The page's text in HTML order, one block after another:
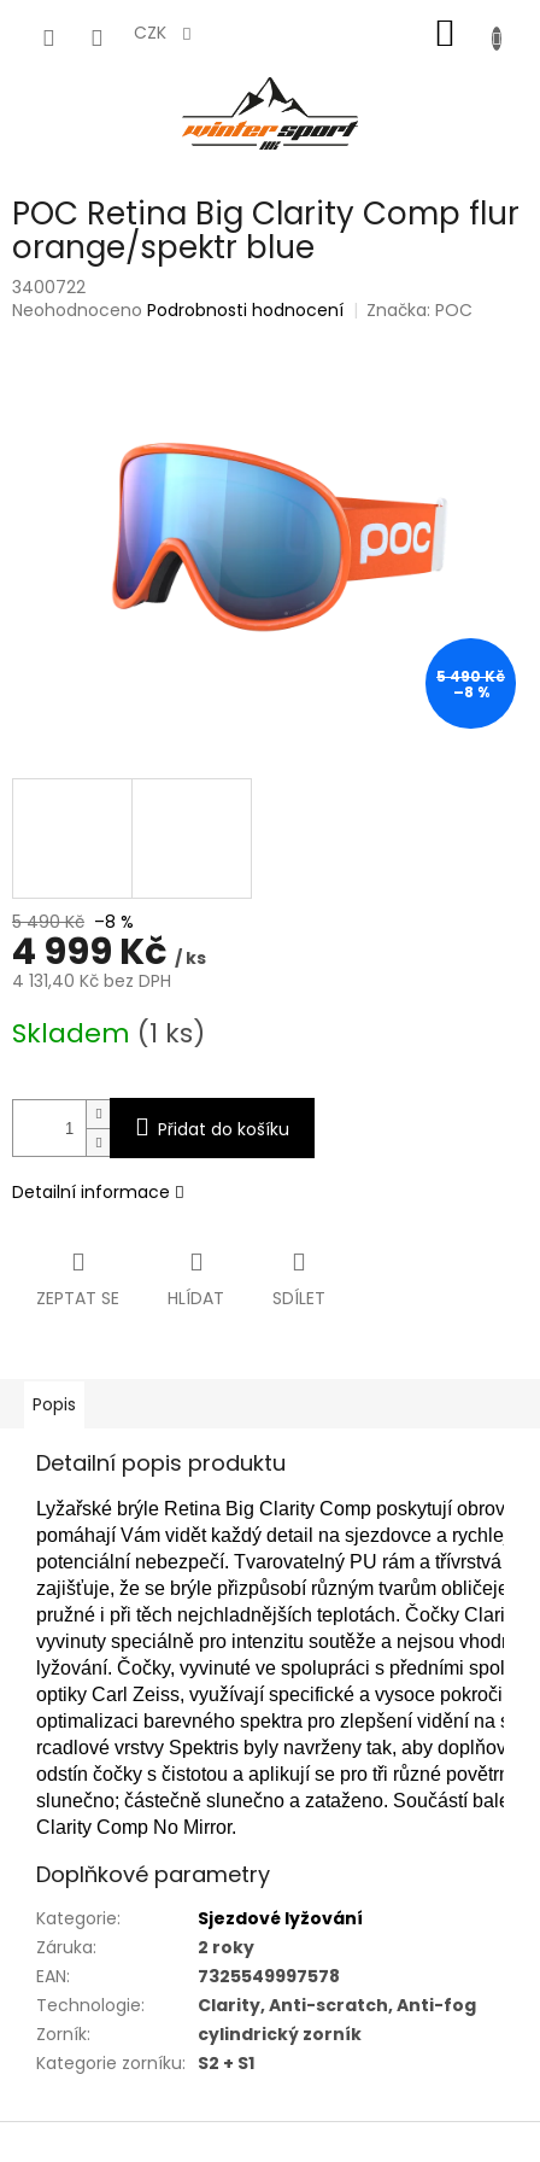
CZK
KOŠÍK
POC Retina Big Clarity Comp flur
orange/spektr blue
3400722
Průměrné
Neohodnoceno Podrobnosti hodnocení Značka:POC
5 490 Kč
–8 %
5 490 Kč –8 %
4 999 Kč / ks
4 131,40 Kč bez DPH
cena:
Skladem (1 ks)
Přidat do košíku
Detailní informace
ZEPTAT SE HLÍDAT SDÍLET
Popis
Detailní popis produktu
Lyžařské brýle Retina Big Clarity Comp poskytují
pomáhají Vám vidět každý detail na sjezdovce a rychleji
potenciální nebezpečí. Tvarovatelný PU rám a třívrstvá
zajišťuje, že se brýle přizpůsobí různým tvarům obličeje a
pružné i při těch nejchladnějších teplotách. Čočky Clarity
vyvinuty speciálně pro intenzitu soutěže a nejsou vhodné
lyžování. Čočky, vyvinuté ve spolupráci s předními
optiky Carl Zeiss, využívají specifické a vysoce pokročilé
optimalizaci barevného spektra pro zlepšení vidění na
rcadlové vrstvy Spektris byly navrženy tak, aby
odstín čočky s čistotou a aplikují se pro tři různé
slunečno; částečně slunečno a zataženo. Součástí balení
Clarity Comp No Mirror.
Doplňkové parametry
Kategorie:
Sjezdové lyžování
Záruka:
2 roky
EAN:
7325549997578
Technologie:
Clarity, Anti-scratch, Anti-fog
Zorník:
cylindrický zorník
Kategorie zorníku: S2 + S1
Z